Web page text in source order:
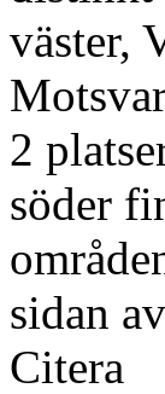
väster,
2
söder
sidan
Citera